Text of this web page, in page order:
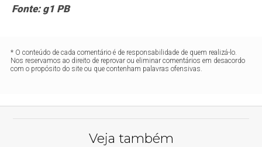
Fonte: g1 PB
* O conteúdo de cada comentário é de responsabilidade de quem realizá-lo.
Nos reservamos ao direito de reprovar ou eliminar comentários em desacordo
com o propósito do site ou que contenham palavras ofensivas.
Veja também